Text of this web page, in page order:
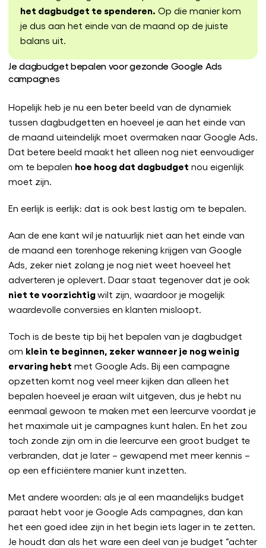
het dagbudget te spenderen. Op die manier kom
je dus aan het einde van de maand op de juiste
balans uit.
Je dagbudget bepalen voor gezonde Google Ads
campagnes
Hopelijk heb je nu een beter beeld van de dynamiek
tussen dagbudgetten en hoeveel je aan het einde van
de maand uiteindelijk moet overmaken naar Google Ads.
Dat betere beeld maakt het alleen nog niet eenvoudiger
om te bepalen hoe hoog dat dagbudget nou eigenlijk
moet zijn.
En eerlijk is eerlijk: dat is ook best lastig om te bepalen.
Aan de ene kant wil je natuurlijk niet aan het einde van
de maand een torenhoge rekening krijgen van Google
Ads, zeker niet zolang je nog niet weet hoeveel het
adverteren je oplevert. Daar staat tegenover dat je ook
niet te voorzichtigwilt zijn, waardoor je mogelijk
waardevolle conversies en klanten misloopt.
Toch is de beste tip bij het bepalen van je dagbudget
om klein te beginnen, zeker wanneer je nog weinig
ervaring hebt met Google Ads. Bij een campagne
opzetten komt nog veel meer kijken dan alleen het
bepalen hoeveel je eraan wilt uitgeven, dus je hebt nu
eenmaal gewoon te maken met een leercurve voordat je
het maximale uit je campagnes kunt halen. En het zou
toch zonde zijn om in die leercurve een groot budget te
verbranden, dat je later – gewapend met meer kennis –
op een efficiëntere manier kunt inzetten.
Met andere woorden: als je al een maandelijks budget
paraat hebt voor je Google Ads campagnes, dan kan
het een goed idee zijn in het begin iets lager in te zetten.
Je houdt dan als het ware een deel van je budget “achter